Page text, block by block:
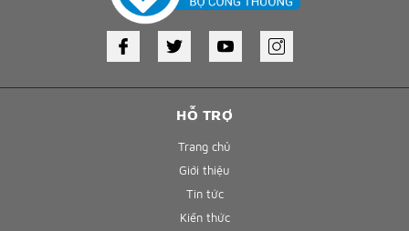
HỖ TRỢ
Trang chủ
Giới thiệu
Tin tức
Kiến thức